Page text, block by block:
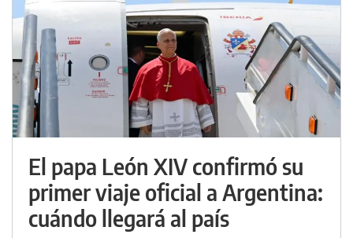
El papa León XIV confirmó su
primer viaje oficial a Argentina:
cuándo llegará al país